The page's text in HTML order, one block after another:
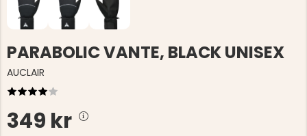
PARABOLIC VANTE, BLACK UNISEX
AUCLAIR
349 kr